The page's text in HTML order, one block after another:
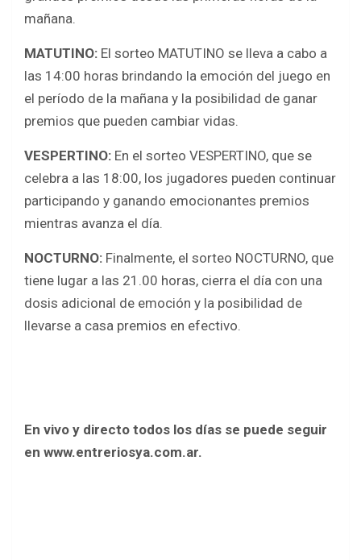
mañana.
MATUTINO: El sorteo MATUTINO se lleva a cabo a
las 14:00 horas brindando la emoción del juego en
el período de la mañana y la posibilidad de ganar
premios que pueden cambiar vidas.
VESPERTINO: En el sorteo VESPERTINO, que se
celebra a las 18:00, los jugadores pueden continuar
participando y ganando emocionantes premios
mientras avanza el día.
NOCTURNO: Finalmente, el sorteo NOCTURNO, que
tiene lugar a las 21.00 horas, cierra el día con una
dosis adicional de emoción y la posibilidad de
llevarse a casa premios en efectivo.
En vivo y directo todos los días se puede seguir
en www.entreriosya.com.ar.